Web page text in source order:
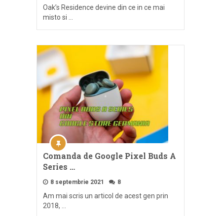
Oak’s Residence devine din ce in ce mai
misto si …
Comanda de Google Pixel Buds A
Series …
8 septembrie 2021 8
Am mai scris un articol de acest gen prin
2018, …